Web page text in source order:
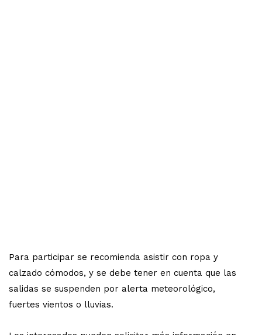
Para participar se recomienda asistir con ropa y
calzado cómodos, y se debe tener en cuenta que las
salidas se suspenden por alerta meteorológico,
fuertes vientos o lluvias.